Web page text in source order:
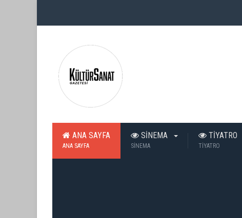
ANA SAYFA
ANA SAYFA
SİNEMA
SİNEMA
TİYATRO
TİYATRO